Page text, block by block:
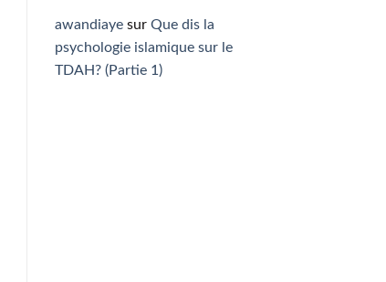
awandiayesur Que dis la
psychologie islamique sur le
TDAH? (Partie 1)